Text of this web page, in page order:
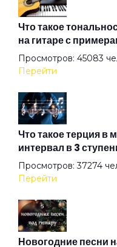
The Angel Calling
The Postcard
The Time
The Wind
Up In Smoke
Что такое
на гитаре с
Просмотров: 45083
Перейти
Что такое терция
интервал в 3
Просмотров: 37274
Перейти
Новогодние песни